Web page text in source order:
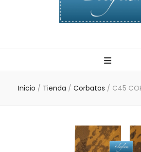
Inicio / Tienda / Corbatas / C45